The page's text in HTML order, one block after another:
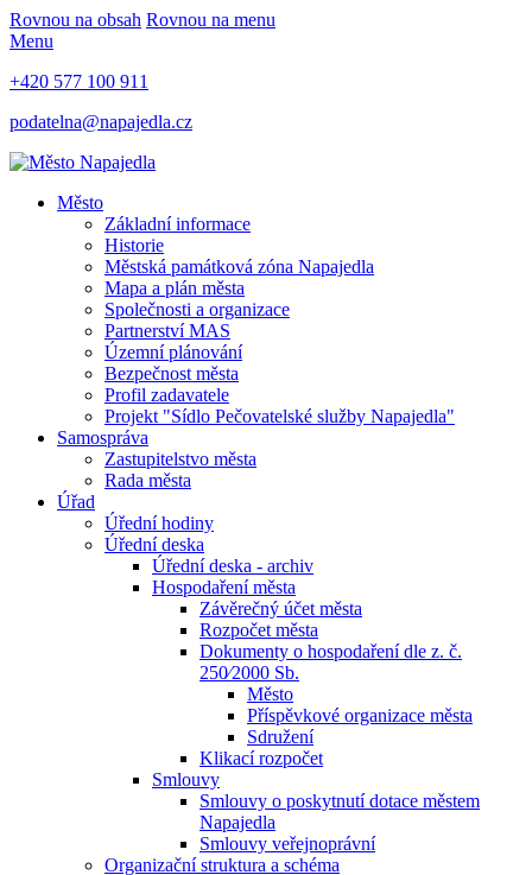
Rovnou na obsah Rovnou na menu
Menu
+420 577 100 911
podatelna@napajedla.cz
Město
Základní informace
Historie
Městská památková zóna Napajedla
Mapa a plán města
Společnosti a organizace
Partnerství MAS
Územní plánování
Bezpečnost města
Profil zadavatele
Projekt "Sídlo Pečovatelské služby Napajedla"
Samospráva
Zastupitelstvo města
Rada města
Úřad
Úřední hodiny
Úřední deska
Úřední deska - archiv
Hospodaření města
Závěrečný účet města
Rozpočet města
Dokumenty o hospodaření dle z. č.
250⁄2000 Sb.
Město
Příspěvkové organizace města
Sdružení
Klikací rozpočet
Smlouvy
Smlouvy o poskytnutí dotace městem
Napajedla
Smlouvy veřejnoprávní
Organizační struktura a schéma